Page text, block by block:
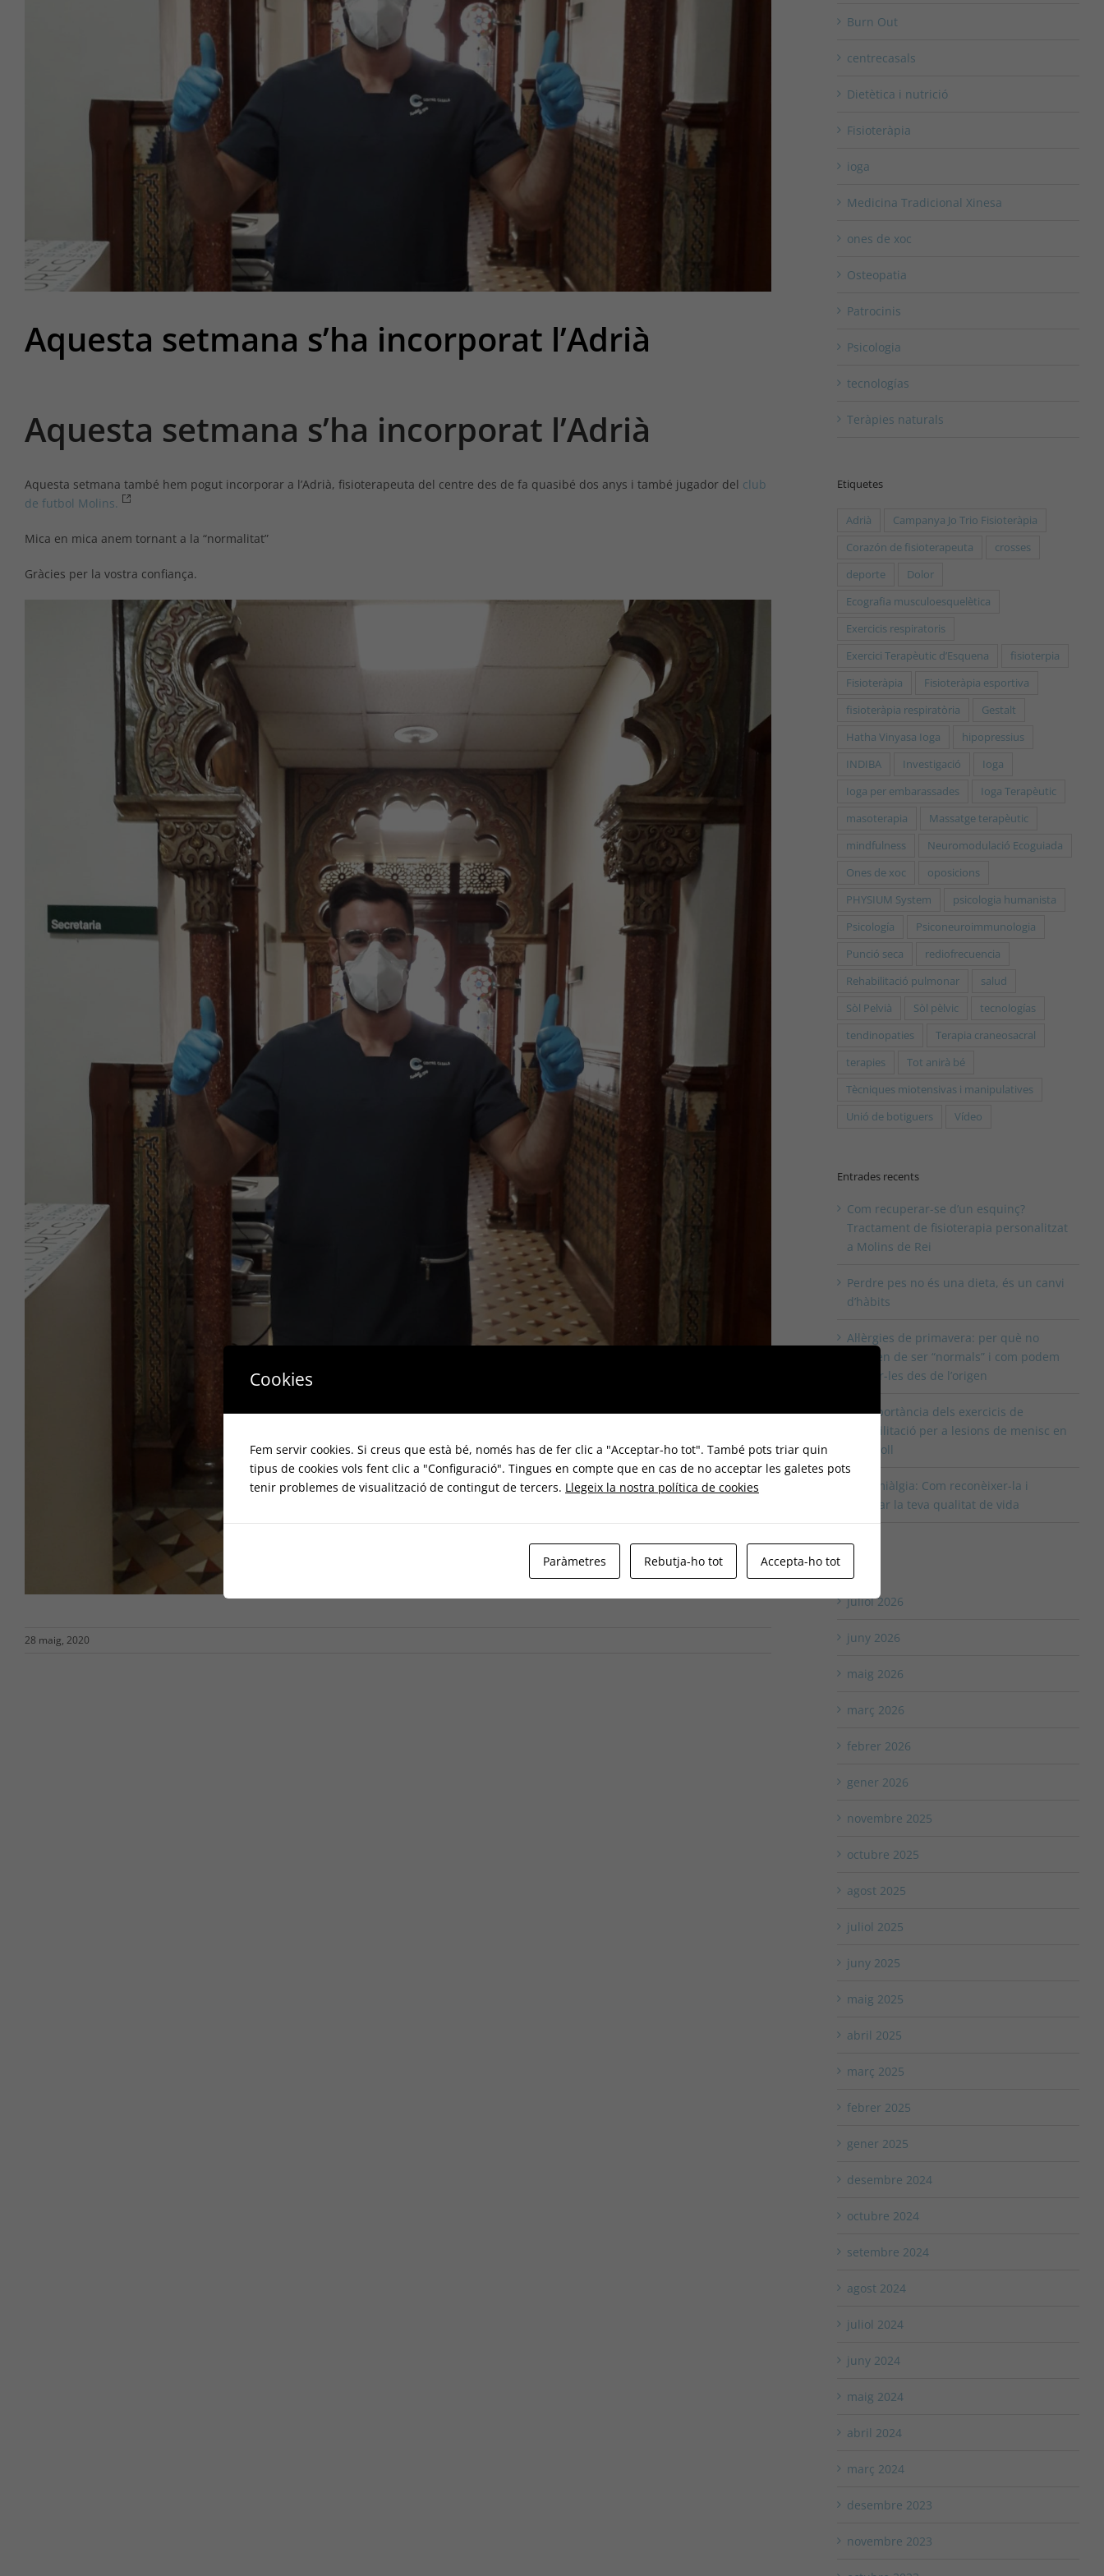
Aquesta setmana s’ha incorporat l’Adrià
Aquesta setmana s’ha incorporat l’Adrià
Aquesta setmana també hem pogut incorporar a l’Adrià, fisioterapeuta del centre des de fa quasibé dos anys i també jugador del club
de futbol Molins.
Mica en mica anem tornant a la “normalitat”
Gràcies per la vostra confiança.
28 maig, 2020
Burn Out
centrecasals
Dietètica i nutrició
Fisioteràpia
ioga
Medicina Tradicional Xinesa
ones de xoc
Osteopatia
Patrocinis
Psicologia
tecnologías
Teràpies naturals
Etiquetes
Adrià
Campanya Jo Trio Fisioteràpia
Corazón de fisioterapeuta
crosses
deporte
Dolor
Ecografia musculoesquelètica
Exercicis respiratoris
Exercici Terapèutic d’Esquena
fisioterpia
Fisioteràpia
Fisioteràpia esportiva
fisioteràpia respiratòria
Gestalt
Hatha Vinyasa Ioga
hipopressius
INDIBA
Investigació
Ioga
Ioga per embarassades
Ioga Terapèutic
masoterapia
Massatge terapèutic
mindfulness
Neuromodulació Ecoguiada
Ones de xoc
oposicions
PHYSIUM System
psicologia humanista
Psicología
Psiconeuroimmunologia
Punció seca
rediofrecuencia
Rehabilitació pulmonar
salud
Sòl Pelvià
Sòl pèlvic
tecnologías
tendinopaties
Terapia craneosacral
terapies
Tot anirà bé
Tècniques miotensivas i manipulatives
Unió de botiguers
Vídeo
Entrades recents
Com recuperar-se d’un esquinç?
Tractament de fisioterapia personalitzat
a Molins de Rei
Perdre pes no és una dieta, és un canvi
d’hàbits
Al·lèrgies de primavera: per què no
haurien de ser “normals” i com podem
tractar-les des de l’origen
La importància dels exercicis de
rehabilitació per a lesions de menisc en
el genoll
Fibromiàlgia: Com reconèixer-la i
millorar la teva qualitat de vida
Arxius
juliol 2026
juny 2026
maig 2026
març 2026
febrer 2026
gener 2026
novembre 2025
octubre 2025
agost 2025
juliol 2025
juny 2025
maig 2025
abril 2025
març 2025
febrer 2025
gener 2025
desembre 2024
octubre 2024
setembre 2024
agost 2024
juliol 2024
juny 2024
maig 2024
abril 2024
març 2024
desembre 2023
novembre 2023
Cookies
Fem servir cookies. Si creus que està bé, només has de fer clic a "Acceptar-ho tot". També pots triar quin
tipus de cookies vols fent clic a "Configuració". Tingues en compte que en cas de no acceptar les galetes pots
tenir problemes de visualització de contingut de tercers. Llegeix la nostra política de cookies
Paràmetres Rebutja-ho tot Accepta-ho tot